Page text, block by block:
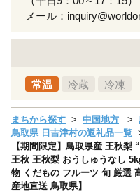
メール：
常温 冷蔵 冷凍
まちから探す 中国地方
鳥取県 日吉津村の返礼品一覧
【期間限定】鳥取県産 王秋
王秋 王秋梨 おうしゅうなし
物 くだもの フルーツ 旬 厳選
産地直送 鳥取県】